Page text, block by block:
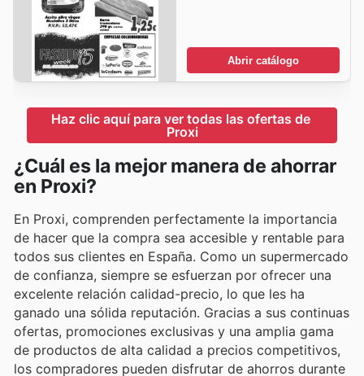
Abrir catálogo
Haz clic aquí para ver todas las ofertas de
Proxi
¿Cuál es la mejor manera de ahorrar
en Proxi?
En Proxi, comprenden perfectamente la importancia
de hacer que la compra sea accesible y rentable para
todos sus clientes en España. Como un supermercado
de confianza, siempre se esfuerzan por ofrecer una
excelente relación calidad-precio, lo que les ha
ganado una sólida reputación. Gracias a sus continuas
ofertas, promociones exclusivas y una amplia gama
de productos de alta calidad a precios competitivos,
los compradores pueden disfrutar de ahorros durante